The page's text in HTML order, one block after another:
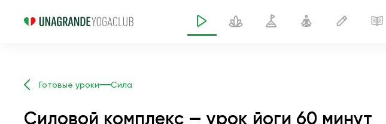
Готовые уроки Сила
Силовой комплекс — урок йоги 60 минут